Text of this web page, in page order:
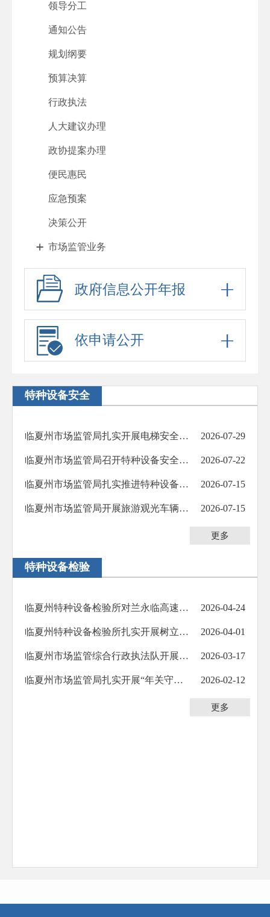
领导分工
通知公告
规划纲要
预算决算
行政执法
人大建议办理
政协提案办理
便民惠民
应急预案
决策公开
市场监管业务
政府信息公开年报
依申请公开
特种设备安全
临夏州市场监管局扎实开展电梯安全大检查行动 2026-07-29
临夏州市场监管局召开特种设备安全约谈暨《特种设备使用管理规则》宣贯培训会 2026-07-22
临夏州市场监管局扎实推进特种设备安全“百日攻坚”行动 2026-07-15
临夏州市场监管局开展旅游观光车辆安全风险隐患排查治理行动 2026-07-15
更多
特种设备检验
临夏州特种设备检验所对兰永临高速公路塔吊开展检验 2026-04-24
临夏州特种设备检验所扎实开展树立和践行正确政绩观学习教育 2026-04-01
临夏州市场监管综合行政执法队开展“3·15”晚会曝光问题排查整治行动 2026-03-17
临夏州市场监管局扎实开展“年关守护行动”暨节前市场监管和安全生产大检查 2026-02-12
更多